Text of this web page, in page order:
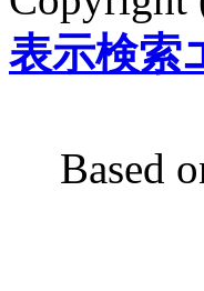
表示検索
Based